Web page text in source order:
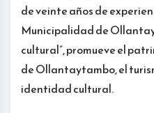
de veinte años de
Municipalidad de
cultural”, promueve el
de Ollantaytambo, el
identidad cultural.